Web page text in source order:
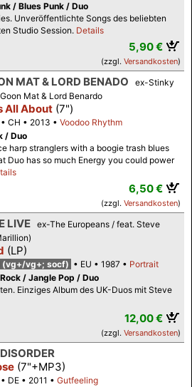
/ Blues Punk / Duo
Unveröffentlichte Songs des beliebten
Studio Session. Details
5,90 €
(zzgl. Versandkosten)
MAT & LORD BENADO
ex-Stinky
Mat & Lord Benardo
All About (7")
CH 2013
Voodoo Rhythm
/ Duo
harp stranglers with a boogie trash blues
Duo has so much Energy you could power
6,50 €
(zzgl. Versandkosten)
LIVE ex-The Europeans / feat. Steve
(LP)
(vg+/vg+; socf) EU 1987
Portrait
/ Jangle Pop / Duo
Einziges Album des UK-Duos mit Steve
12,00 €
(zzgl. Versandkosten)
(7"+MP3)
DE 2011
Gutfeeling